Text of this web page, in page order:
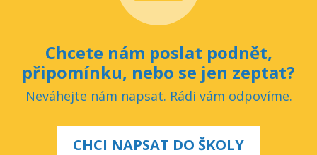
Chcete nám poslat podnět,
připomínku, nebo se jen zeptat?
Neváhejte nám napsat. Rádi vám odpovíme.
CHCI NAPSAT DO ŠKOLY